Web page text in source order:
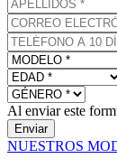
Al enviar este
Enviar
NUESTROS